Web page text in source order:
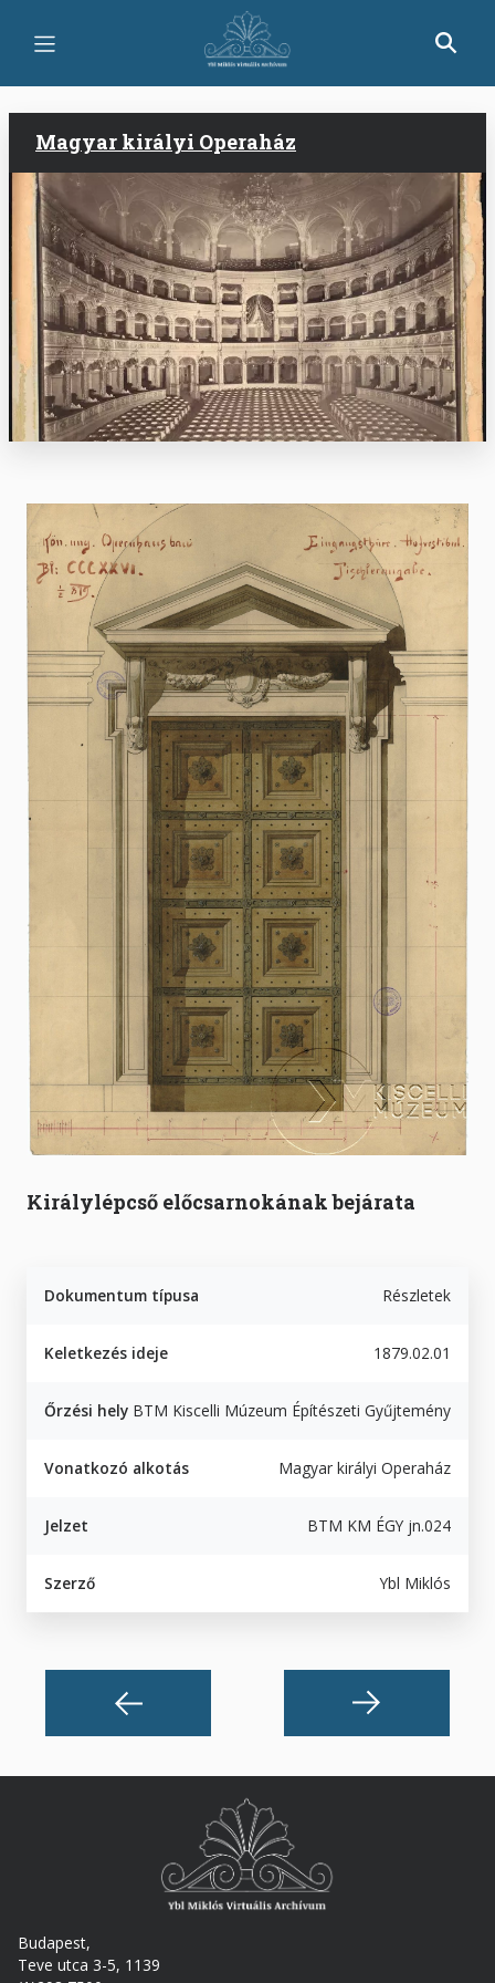
tartalomra
Magyar királyi Operaház
Királylépcső előcsarnokának bejárata
Dokumentum típusa Részletek
Keletkezés ideje 1879.02.01
Őrzési hely BTM Kiscelli Múzeum Építészeti Gyűjtemény
Vonatkozó alkotás Magyar királyi Operaház
Jelzet BTM KM ÉGY jn.024
Szerző Ybl Miklós
Budapest,
Teve utca 3-5, 1139